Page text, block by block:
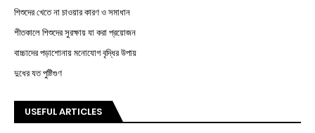
শিশুদের খেতে না চাওয়ার কারণ ও সমাধান
শীতকালে শিশুদের সুরক্ষায় যা করা প্রয়োজন
বাচ্চাদের পড়াশোনায় মনোযোগ বৃদ্ধির উপায়
দুধের যত পুষ্টিগুণ
USEFUL ARTICLES